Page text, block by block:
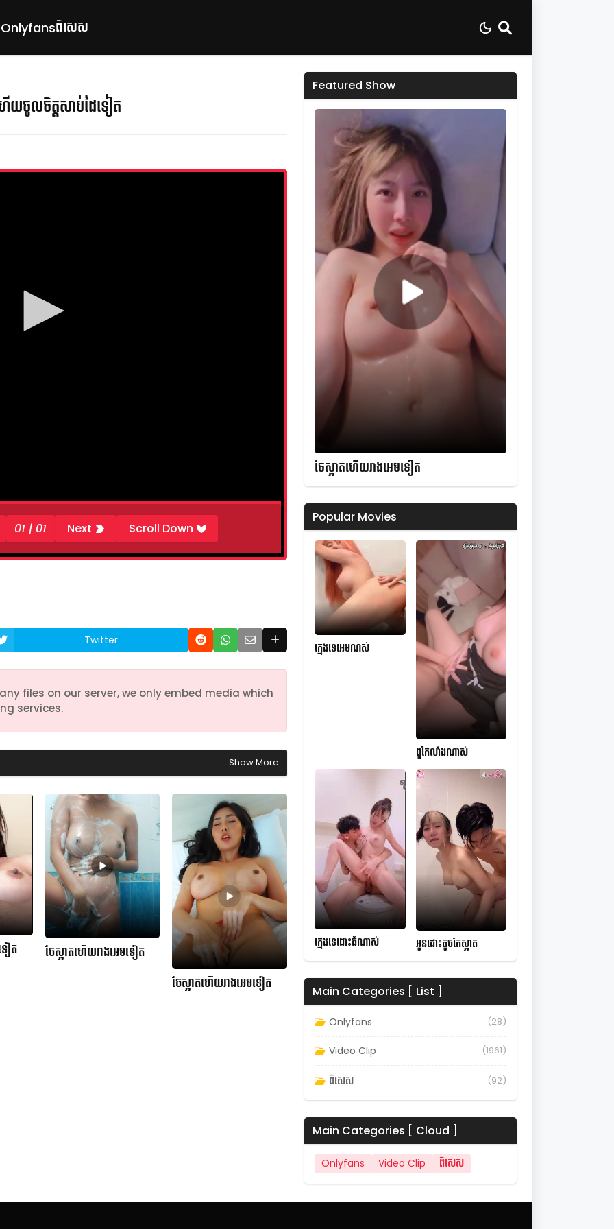
Onlyfansពិសេស
ើយចូលចិត្តសាប់ដៃទៀត
01 | 01 Next Scroll Down
Twitter
files on our server, we only embed media which
services.
Show More
ៀត
ចែស្អាតហើយរាងអេមទៀត
ចែស្អាតហើយរាងអេមទៀត
Featured Show
ចែស្អាតហើយរាងអេមទៀត
Popular Movies
ក្មេងទេអេមណស់
ពូកែលាំងណាស់
ក្មេងទេដោះធំណាស់ អូនដោះតូចតែស្អាត
Main Categories [ List ]
Onlyfans (28)
Video Clip (1961)
ពិសេស (92)
Main Categories [ Cloud ]
Onlyfans Video Clip ពិសេស